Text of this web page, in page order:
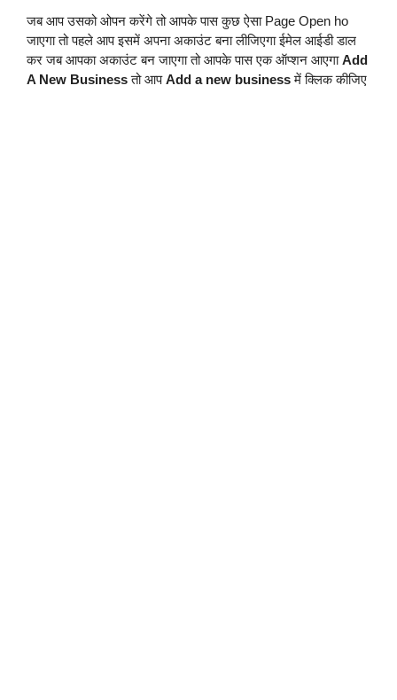
जब आप उसको ओपन करेंगे तो आपके पास कुछ ऐसा Page Open ho
जाएगा तो पहले आप इसमें अपना अकाउंट बना लीजिएगा ईमेल आईडी डाल
कर जब आपका अकाउंट बन जाएगा तो आपके पास एक ऑप्शन आएगा Add
A New Business तो आप Add a new businessमें क्लिक कीजिए